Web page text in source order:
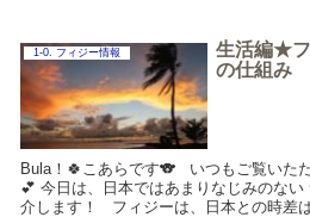
1-0. フィジー情報
生活編★
の仕組み
Bula！🍀こあらです🐨 いつもご覧いた
💕 今日は、日本ではあまりなじみのな
介します！ フィジーは、日本との時差